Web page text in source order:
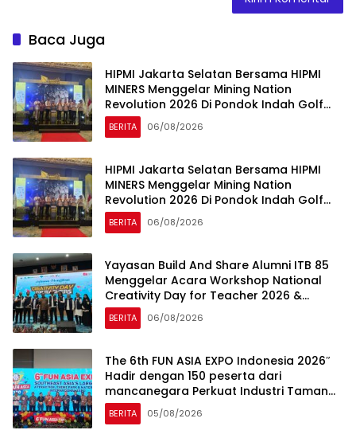
Baca Juga
HIPMI Jakarta Selatan Bersama HIPMI
MINERS Menggelar Mining Nation
Revolution 2026 Di Pondok Indah Golf
Jakarta
BERITA 06/08/2026
HIPMI Jakarta Selatan Bersama HIPMI
MINERS Menggelar Mining Nation
Revolution 2026 Di Pondok Indah Golf
Jakarta
BERITA 06/08/2026
Yayasan Build And Share Alumni ITB 85
Menggelar Acara Workshop National
Creativity Day for Teacher 2026 &
Dibuka Resmi Pramono Anung (Gubernur
DKI Jakarta)
BERITA 06/08/2026
The 6th FUN ASIA EXPO Indonesia 2026″
Hadir dengan 150 peserta dari
mancanegara Perkuat Industri Taman
Rekreasi dan Ekosistem Pariwisata di
Tanah Air
BERITA 05/08/2026